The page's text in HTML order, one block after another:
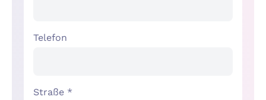
Telefon
Straße *